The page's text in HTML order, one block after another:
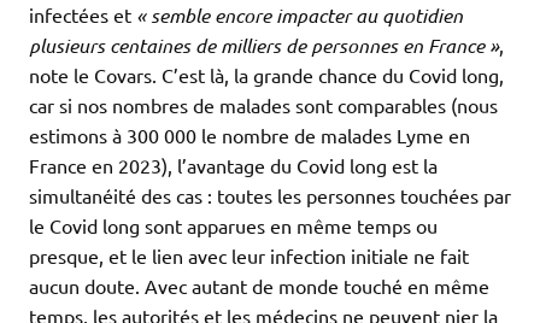
infectées et « semble encore impacter au quotidien
plusieurs centaines de milliers de personnes en France »,
note le Covars. C’est là, la grande chance du Covid long,
car si nos nombres de malades sont comparables (nous
estimons à 300 000 le nombre de malades Lyme en
France en 2023), l’avantage du Covid long est la
simultanéité des cas : toutes les personnes touchées par
le Covid long sont apparues en même temps ou
presque, et le lien avec leur infection initiale ne fait
aucun doute. Avec autant de monde touché en même
temps, les autorités et les médecins ne peuvent nier la